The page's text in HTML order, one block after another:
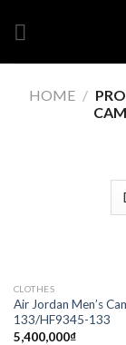
HOME /
CLOTHES
Air Jordan Men’s
133/HF9345-133
5,400,000₫